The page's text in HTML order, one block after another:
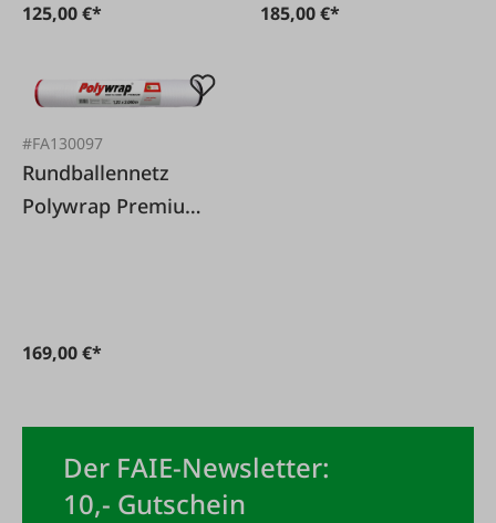
125,00 €* 185,00 €*
#FA130097
Rundballennetz
Polywrap Premium
169,00 €*
Der FAIE-Newsletter:
10,- Gutschein